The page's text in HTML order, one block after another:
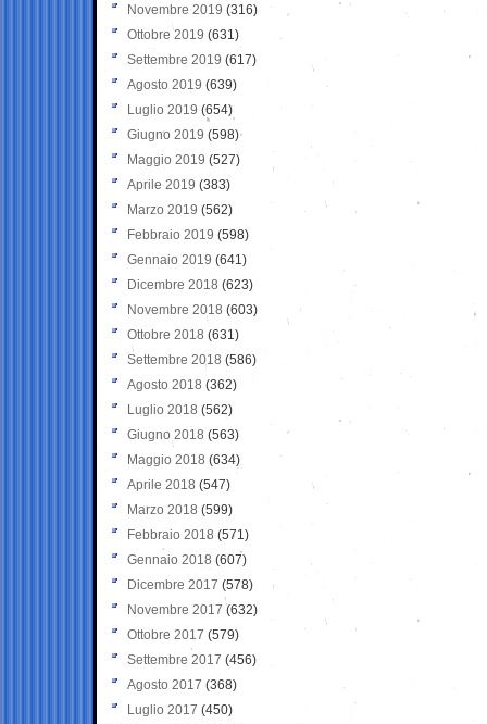
Novembre 2019 (316)
Ottobre 2019 (631)
Settembre 2019 (617)
Agosto 2019 (639)
Luglio 2019 (654)
Giugno 2019 (598)
Maggio 2019 (527)
Aprile 2019 (383)
Marzo 2019 (562)
Febbraio 2019 (598)
Gennaio 2019 (641)
Dicembre 2018 (623)
Novembre 2018 (603)
Ottobre 2018 (631)
Settembre 2018 (586)
Agosto 2018 (362)
Luglio 2018 (562)
Giugno 2018 (563)
Maggio 2018 (634)
Aprile 2018 (547)
Marzo 2018 (599)
Febbraio 2018 (571)
Gennaio 2018 (607)
Dicembre 2017 (578)
Novembre 2017 (632)
Ottobre 2017 (579)
Settembre 2017 (456)
Agosto 2017 (368)
Luglio 2017 (450)